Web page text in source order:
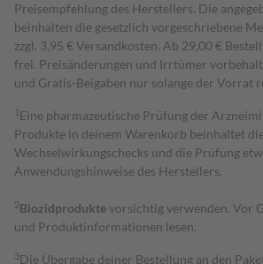
Preisempfehlung des Herstellers. Die
beinhalten die gesetzlich vorgeschriebene
zzgl. 3,95 € Versandkosten. Ab 29,00 €
frei. Preisänderungen und Irrtümer
und Gratis-Beigaben nur solange der Vorrat
1 Eine pharmazeutische Prüfung der
Produkte in deinem Warenkorb beinhaltet
Wechselwirkungschecks und die Prüfung
Anwendungshinweise des Herstellers.
2Biozidproduktevorsichtig verwenden. Vor
und Produktinformationen lesen.
3Die Übergabe deiner Bestellung an den